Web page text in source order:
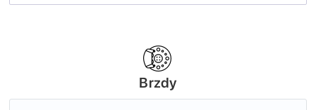
Brzdy